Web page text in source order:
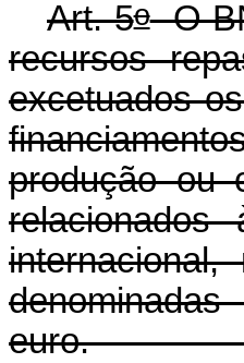
Art. 5oO
recursos
excetuados
produção ou
relacionados